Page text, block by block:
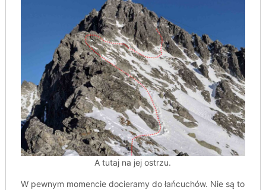
A tutaj na jej ostrzu.
W pewnym momencie docieramy do łańcuchów. Nie są to